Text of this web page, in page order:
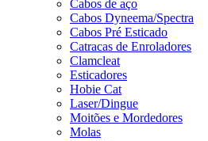
Cabos de aço
Cabos Dyneema/Spectra
Cabos Pré Esticado
Catracas de Enroladores
Clamcleat
Esticadores
Hobie Cat
Laser/Dingue
Moitões e Mordedores
Molas